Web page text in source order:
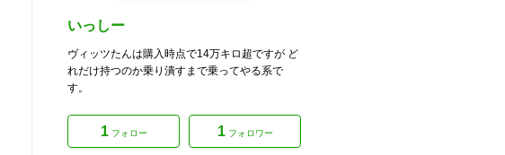
いっしー
ヴィッツたんは購入時点で14万キロ超ですが ど
れだけ持つのか乗り潰すまで乗ってやる系で
す。
1フォロー 1フォロワー